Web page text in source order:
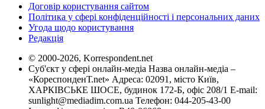
Договір користування сайтом
Політика у сфері конфіденційності і персональних даних
Угода щодо користування
Редакція
© 2000-2026, Korrespondent.net
Суб'єкт у сфері онлайн-медіа Назва онлайн-медіа –
«КореспонденТ.net» Адреса: 02091, місто Київ,
ХАРКІВСЬКЕ ШОСЕ, будинок 172-Б, офіс 208/1 E-mail:
sunlight@mediadim.com.ua Телефон: 044-205-43-00